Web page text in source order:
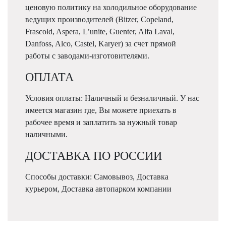
ценовую политику на холодильное оборудование
ведущих производителей (Bitzer, Copeland,
Frascold, Aspera, L’unite, Guenter, Alfa Laval,
Danfoss, Alco, Castel, Karyer) за счет прямой
работы с заводами-изготовителями.
ОПЛАТА
Условия оплаты: Наличный и безналичный. У нас
имеется магазин где, Вы можете приехать в
рабочее время и заплатить за нужный товар
наличными.
ДОСТАВКА ПО РОССИИ
Способы доставки: Самовывоз, Доставка
курьером, Доставка автопарком компании